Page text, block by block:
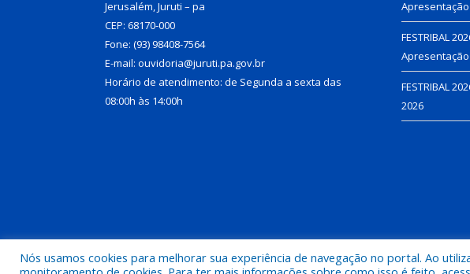
Jerusalém, Juruti – pa
CEP: 68170-000
Fone: (93) 98408-7564
E-mail: ouvidoria@juruti.pa.gov.br
Horário de atendimento: de Segunda a sexta das
08:00h às 14:00h
FESTRIBAL
FESTRIBAL
2026
Todos os direitos reservados a Prefeitura Municipal de Juruti.
Nós usamos cookies para melhorar sua experiência de navegação no portal. Ao